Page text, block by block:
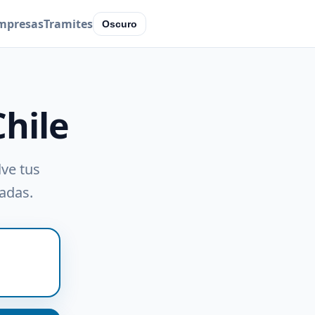
Tramites Oscuro
tus